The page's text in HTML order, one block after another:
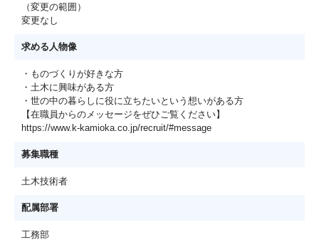
（変更の範囲）
変更なし
求める人物像
・ものづくりが好きな方
・土木に興味がある方
・世の中の暮らしに役に立ちたいという想いがある方
【在職員からのメッセージをぜひご覧ください】
https://www.k-kamioka.co.jp/recruit/#message
募集職種
土木技術者
配属部署
工務部